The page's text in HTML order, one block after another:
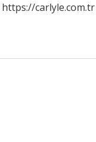
https://carlyle.com.tr